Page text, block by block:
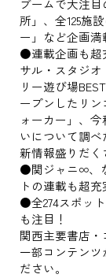
ブームで大注
所」、全125施
ー」など企画満
●連載企画も超
サル・スタジ
リー遊び場
ープンしたリ
ォーカー」、
いについて調
新情報盛りだく
●関ジャニ∞、
トの連載も超充
●全274スポッ
も注目！
関西主要書店
一部コンテン
ださい。